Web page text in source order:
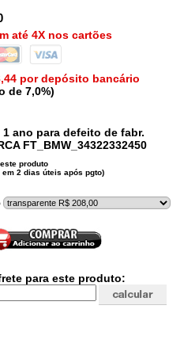
até 4X nos cartões
por depósito bancário
de 7,0%)
1 ano para defeito de fabr.
FT_BMW_34322332450
para este produto: